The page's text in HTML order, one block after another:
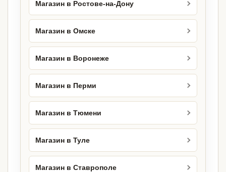
Магазин в Ростове-на-Дону
Магазин в Омске
Магазин в Воронеже
Магазин в Перми
Магазин в Тюмени
Магазин в Туле
Магазин в Ставрополе